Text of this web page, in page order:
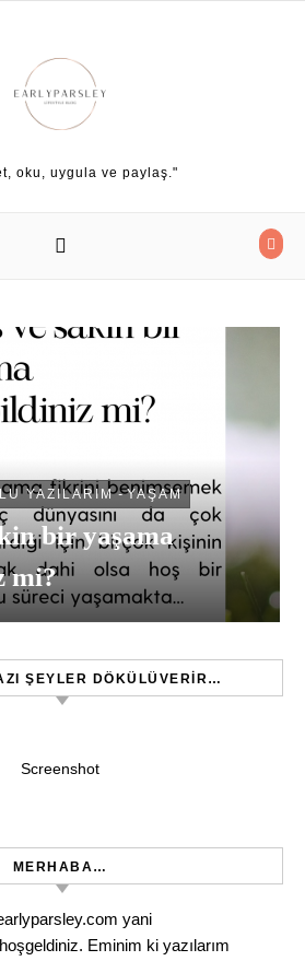
oku, uygula ve paylaş."
YAZILARIM-YAŞAM
bir yaşama
mi?
ŞEYLER DÖKÜLÜVERIR…
Screenshot
MERHABA…
yani
Eminim ki yazılarım